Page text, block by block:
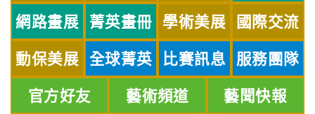
網路畫展 菁英畫冊 學術美展 國際交流
動保美展 全球菁英 比賽訊息 服務團隊
官方好友 藝術頻道 藝聞快報